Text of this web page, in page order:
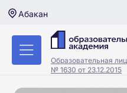
Абакан
Образовательная
№ 1630 от 23.12.2015